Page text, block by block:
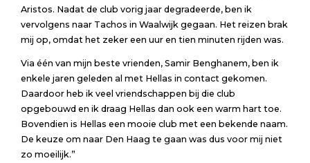
Aristos. Nadat de club vorig jaar degradeerde, ben ik
vervolgens naar Tachos in Waalwijk gegaan. Het reizen brak
mij op, omdat het zeker een uur en tien minuten rijden was.
Via één van mijn beste vrienden, Samir Benghanem, ben ik
enkele jaren geleden al met Hellas in contact gekomen.
Daardoor heb ik veel vriendschappen bij die club
opgebouwd en ik draag Hellas dan ook een warm hart toe.
Bovendien is Hellas een mooie club met een bekende naam.
De keuze om naar Den Haag te gaan was dus voor mij niet
zo moeilijk.”